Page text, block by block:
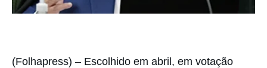
(Folhapress) – Escolhido em abril, em votação